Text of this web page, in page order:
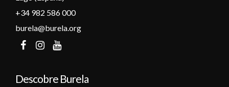
+34 982 586 000
burela@burela.org
Descobre Burela